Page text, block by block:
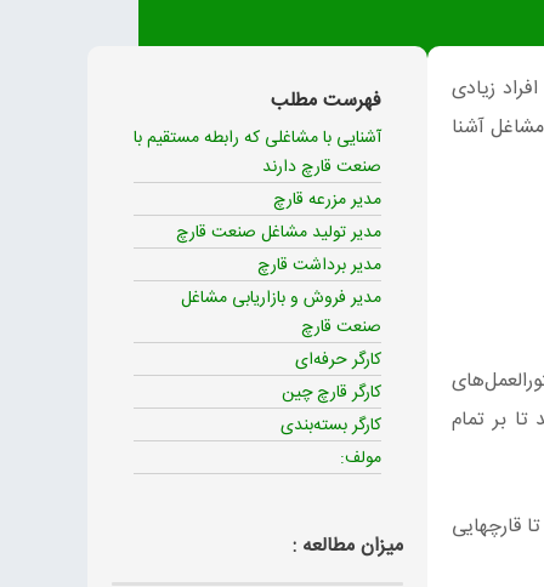
زیادی
آشنا
بر تمام
قارچهایی
فهرست مطلب
آشنایی با مشاغلی که رابطه مستقیم با
صنعت قارچ دارند
مدیر مزرعه قارچ
مدیر تولید مشاغل صنعت قارچ
مدیر برداشت قارچ
مدیر فروش و بازاریابی مشاغل
صنعت قارچ
کارگر حرفه‌ای
کارگر قارچ چین
کارگر بسته‌بندی
مولف:
میزان مطالعه :